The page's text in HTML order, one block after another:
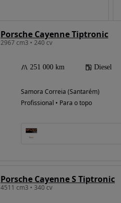
Porsche Cayenne Tiptronic
2967 cm3 • 240 cv
251 000 km Diesel
Samora Correia (Santarém)
Profissional • Para o topo
Porsche Cayenne S Tiptronic
4511 cm3 • 340 cv